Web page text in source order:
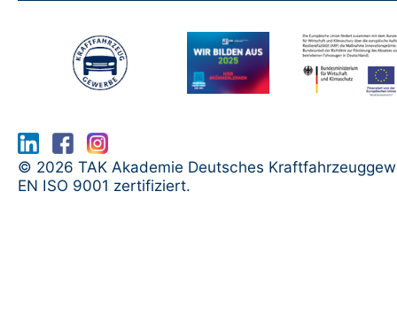
© 2026 TAK Akademie Deutsches
EN ISO 9001 zertifiziert.